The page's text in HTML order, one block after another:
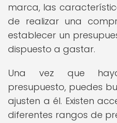
marca, las
de realizar una
establecer un
dispuesto a gastar.
Una vez que
presupuesto, puedes
ajusten a él. Existen
diferentes rangos de